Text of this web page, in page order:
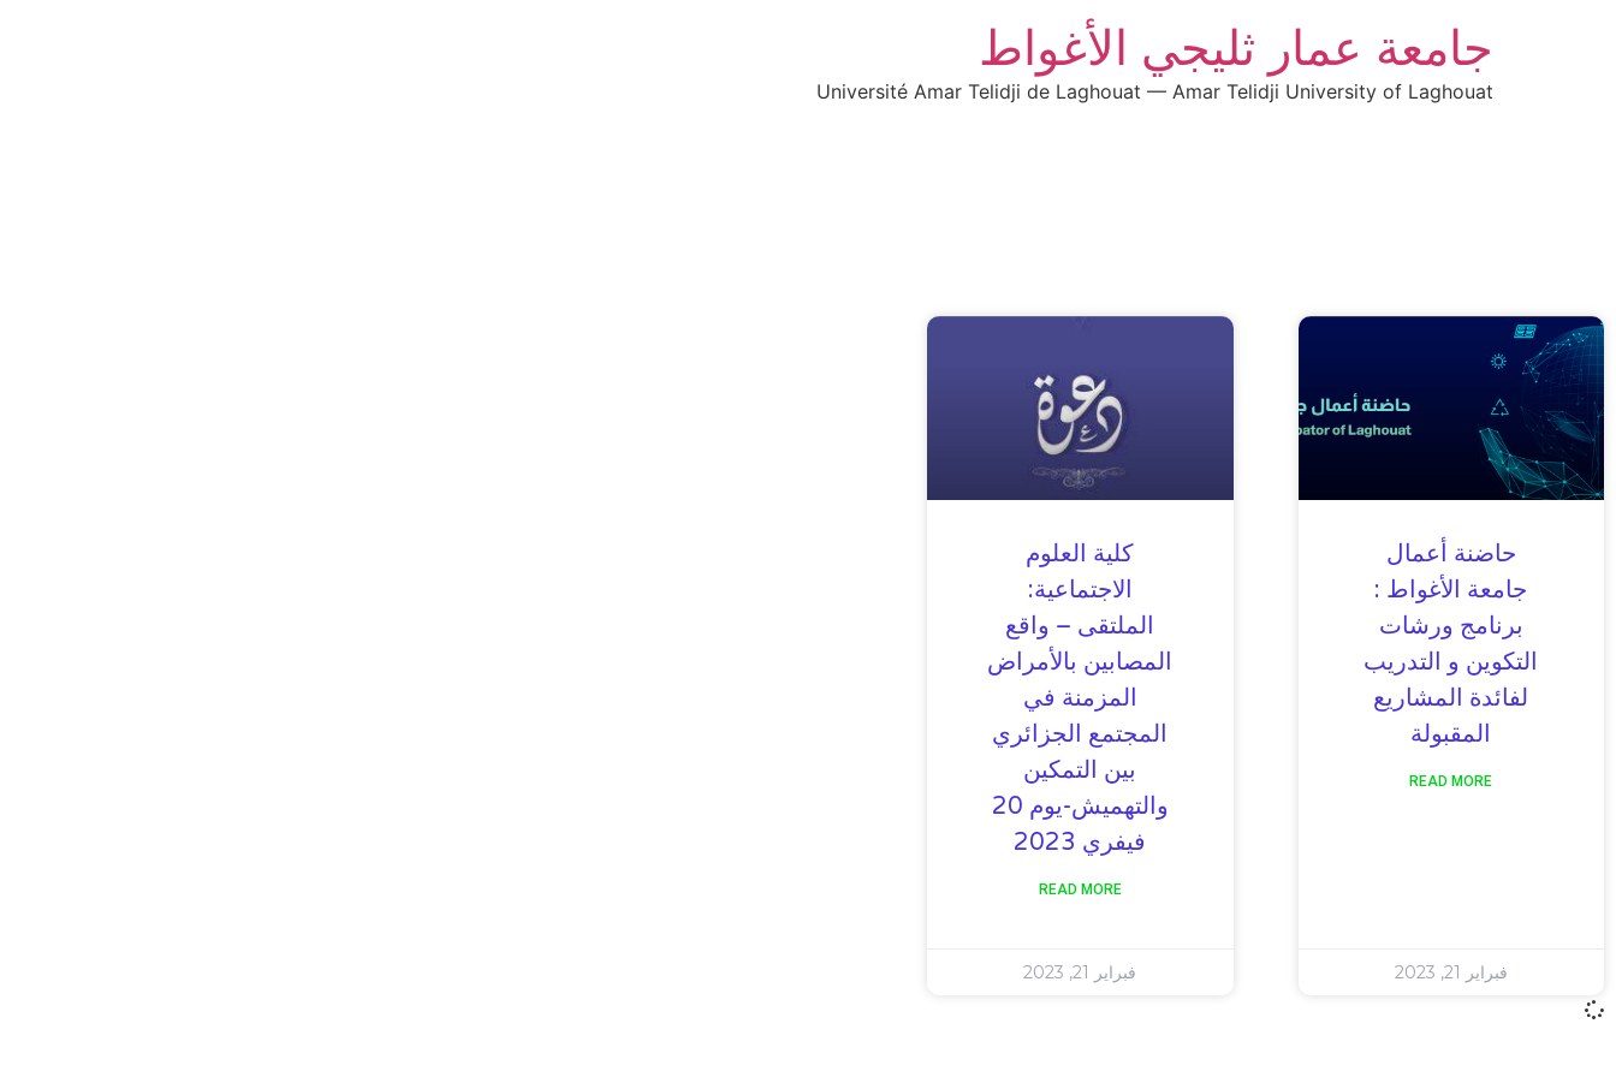
جامعة عمار ثليجي الأغواط
Université Amar Telidji de Laghouat — Amar Telidji University of Laghouat
حاضنة أعمال
جامعة الأغواط :
برنامج ورشات
التكوين و التدريب
لفائدة المشاريع
المقبولة
READ MORE
فبراير 21, 2023
كلية العلوم
الاجتماعية:
الملتقى – واقع
المصابين بالأمراض
المزمنة في
المجتمع الجزائري
بين التمكين
والتهميش-يوم 20
فيفري 2023
READ MORE
فبراير 21, 2023